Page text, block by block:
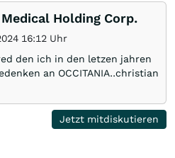
Holding Corp.
16:12 Uhr
den ich in den letzen jahren
an OCCITANIA..christian
Jetzt mitdiskutieren